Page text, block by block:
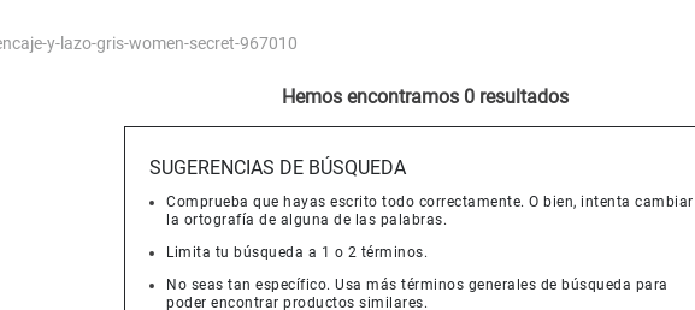
y-lazo-gris-women-secret-967010
Hemos encontramos 0 resultados
SUGERENCIAS DE BÚSQUEDA
Comprueba que hayas escrito todo correctamente. O bien, intenta cambiar
la ortografía de alguna de las palabras.
Limita tu búsqueda a 1 o 2 términos.
No seas tan específico. Usa más términos generales de búsqueda para
poder encontrar productos similares.